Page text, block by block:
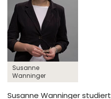
Susanne
Wanninger
Susanne Wanninger